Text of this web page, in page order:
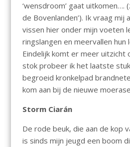
‘wensdroom’ gaat uitkomen….
de Bovenlanden’). Ik vraag mij
vissen hier onder mijn voeten
ringslangen en meervallen
Eindelijk komt er meer uitzicht
stok probeer ik het laatste
begroeid kronkelpad
kom aan bij de nieuwe
Storm Ciarán
De rode beuk, die aan de kop
is sinds mijn jeugd een boom